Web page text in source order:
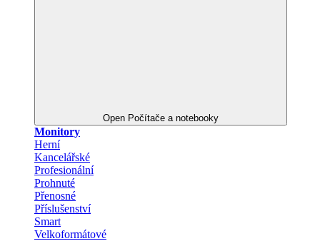
Open Počítače a notebooky
Monitory
Herní
Kancelářské
Profesionální
Prohnuté
Přenosné
Příslušenství
Smart
Velkoformátové